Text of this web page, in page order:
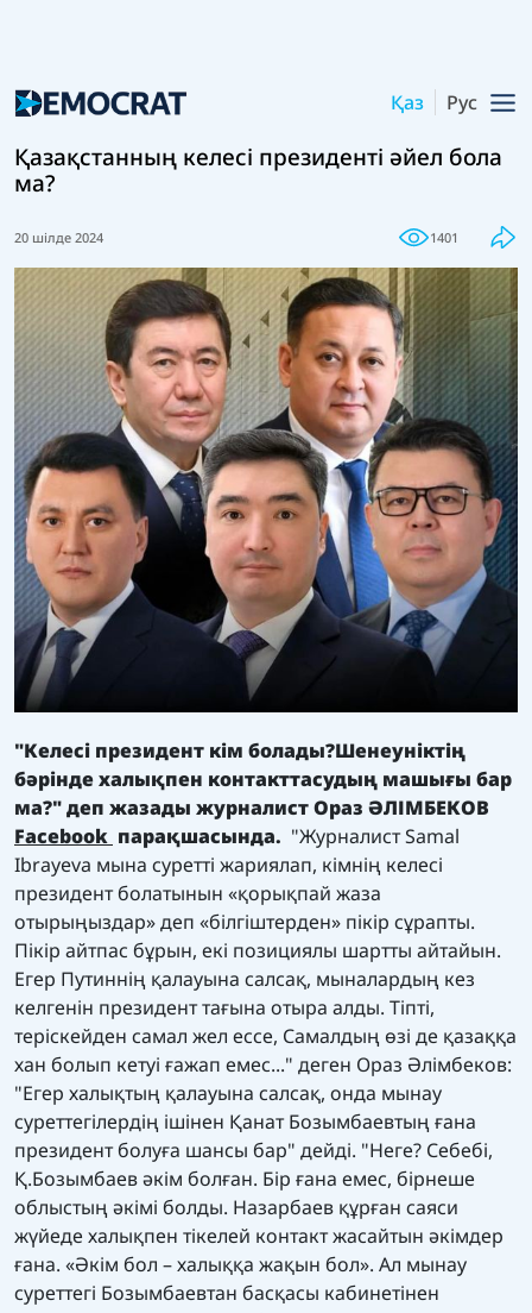
Қаз Рус
Қазақстанның келесі президенті әйел бола
ма?
20 шілде 2024 1401
"Келесі президент кім болады?Шенеуніктің
бәрінде халықпен контакттасудың машығы бар
ма?" деп жазады журналист Ораз ӘЛІМБЕКОВ
Facebook парақшасында. "ЖурналистSamal
Ibrayeva мына суретті жариялап, кімнің келесі
президент болатынын «қорықпай жаза
отырыңыздар» деп «білгіштерден» пікір сұрапты.
Пікір айтпас бұрын, екі позициялы шартты айтайын.
Егер Путиннің қалауына салсақ, мыналардың кез
келгенін президент тағына отыра алды. Тіпті,
теріскейден самал жел ессе, Самалдың өзі де қазаққа
хан болып кетуі ғажап емес..." деген Ораз Әлімбеков:
"Егер халықтың қалауына салсақ, онда мынау
суреттегілердің ішінен Қанат Бозымбаевтың ғана
президент болуға шансы бар" дейді. "Неге? Себебі,
Қ.Бозымбаев әкім болған. Бір ғана емес, бірнеше
облыстың әкімі болды. Назарбаев құрған саяси
жүйеде халықпен тікелей контакт жасайтын әкімдер
ғана. «Әкім бол – халыққа жақын бол». Ал мынау
суреттегі Бозымбаевтан басқасы кабинетінен